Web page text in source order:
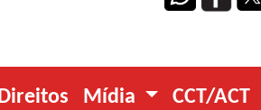
Mídia CCT/ACT